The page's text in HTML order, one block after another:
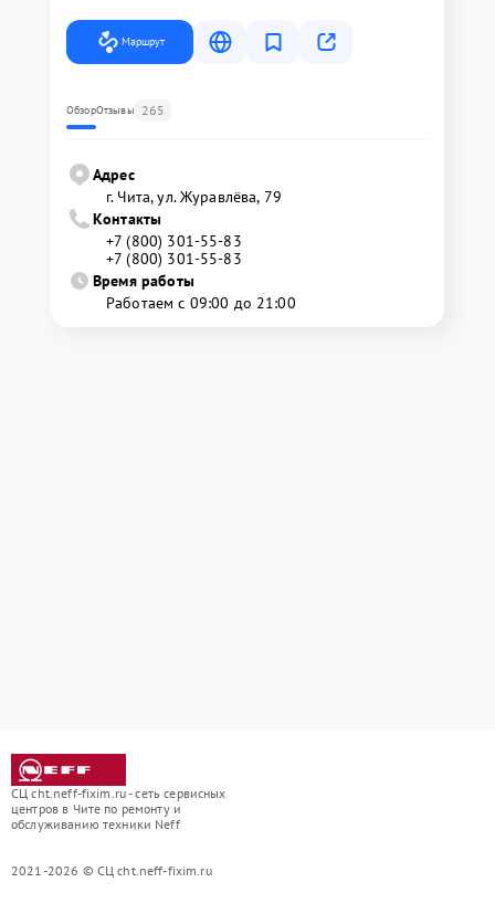
Маршрут
ОбзорОтзывы 265
Адрес
г. Чита, ул. Журавлёва, 79
Контакты
+7 (800) 301-55-83
+7 (800) 301-55-83
Время работы
Работаем с 09:00 до 21:00
СЦ cht.neff-fixim.ru - сеть сервисных
центров в Чите по ремонту и
обслуживанию техники Neff
2021-2026 © СЦ cht.neff-fixim.ru